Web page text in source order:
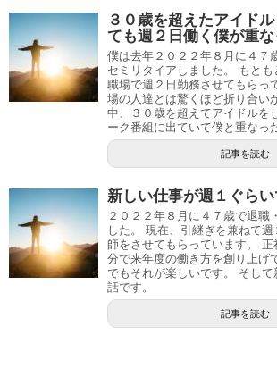
３０歳を超えたアイド
ても週２日働く僕が重な
僕は去年２０２２年８月に４７
セミリタイアしました。 もと
職場で週２日勤務させてもらっ
場の人達とは驚くほど折り合い
中、３０歳を超えてアイドルを
ーク番組に出ていて僕と重なっ
記事を読む
新しい仕事が週１ぐら
２０２２年８月に４７歳で退職
した。 現在、引継ぎを兼ねて
師をさせてもらっています。 正
分で来年度の働き方を創り上げ
でもそれが楽しいです。 そし
話です。
記事を読む